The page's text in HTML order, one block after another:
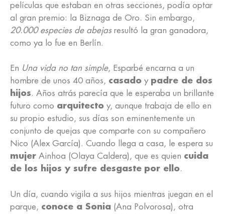
películas que estaban en otras secciones, podía optar
al gran premio: la Biznaga de Oro. Sin embargo,
20.000 especies de abejas resultó la gran ganadora,
como ya lo fue en Berlín.
En Una vida no tan simple, Esparbé encarna a un
hombre de unos 40 años, casado y padre de dos
hijos. Años atrás parecía que le esperaba un brillante
futuro como arquitecto y, aunque trabaja de ello en
su propio estudio, sus días son eminentemente un
conjunto de quejas que comparte con su compañero
Nico (Alex García). Cuando llega a casa, le espera su
mujer Ainhoa (Olaya Caldera), que es quien cuida
de los hijos y sufre desgaste por ello.
Un día, cuando vigila a sus hijos mientras juegan en el
parque, conoce a Sonia (Ana Polvorosa), otra